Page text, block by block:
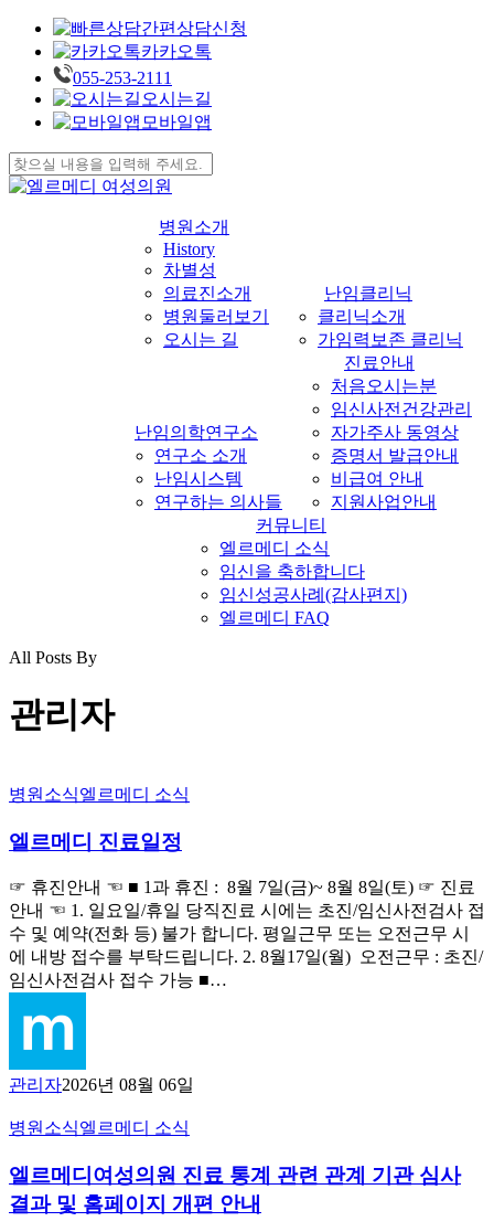
간편상담신청
카카오톡
055-253-2111
오시는길
모바일앱
Skip
to
main
Close
병원소개
History
차별성
의료진소개
병원둘러보기
오시는 길
난임클리닉
클리닉소개
가임력보존 클리닉
난임의학연구소
연구소 소개
난임시스템
연구하는 의사들
진료안내
처음오시는분
임신사전건강관리
자가주사 동영상
증명서 발급안내
비급여 안내
지원사업안내
커뮤니티
엘르메디 소식
임신을 축하합니다
임신성공사례(감사편지)
엘르메디 FAQ
All Posts By
관리자
엘
메
진
료
일
정
병원소식엘르메디 소식
엘르메디 진료일정
☞ 휴진안내 ☜ ■ 1과 휴진 : 8월 7일(금)~ 8월 8일(토) ☞ 진료
안내 ☜ 1. 일요일/휴일 당직진료 시에는 초진/임신사전검사 접
수 및 예약(전화 등) 불가 합니다. 평일근무 또는 오전근무 시
에 내방 접수를 부탁드립니다. 2. 8월17일(월) 오전근무 : 초진/
임신사전검사 접수 가능 ■…
관리자2026년 08월 06일
엘
메
디
여
병원소식엘르메디 소식
엘르메디여성의원 진료 통계 관련 관계 기관 심사
결과 및 홈페이지 개편 안내